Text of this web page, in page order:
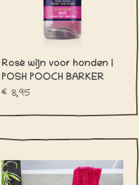
Rosé wijn voor honden |
POSH POOCH BARKER
BAY
€8,95